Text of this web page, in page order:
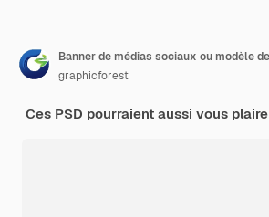
graphicforest
Ces PSD pourraient aussi vous plaire